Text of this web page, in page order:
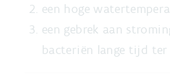
een hoge
een gebrek aan
bacteriën lange tijd